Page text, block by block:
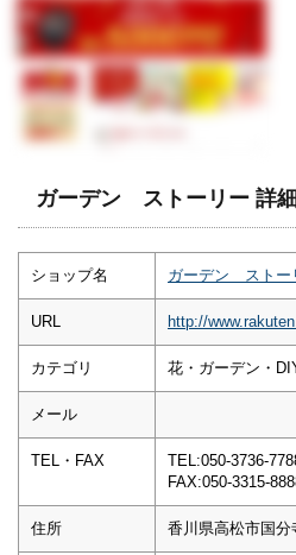
ガーデン ストーリー 詳
ショップ名 ガーデン ストー
URL http://
カテゴリ 花・ガーデン・
メール
TEL・FAX
TEL:050-3736-
FAX:050-3315-
住所 香川県高松市国分